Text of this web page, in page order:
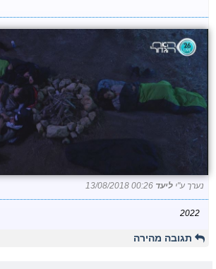
נערך ע"י ליעד 13/08/2018 00:26
2022
תגובה מהירה